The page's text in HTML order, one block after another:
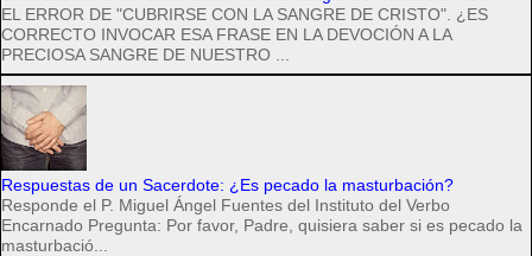
EL ERROR DE "CUBRIRSE CON LA SANGRE DE CRISTO". ¿ES
CORRECTO INVOCAR ESA FRASE EN LA DEVOCIÓN A LA
PRECIOSA SANGRE DE NUESTRO ...
Respuestas de un Sacerdote: ¿Es pecado la masturbación?
Responde el P. Miguel Ángel Fuentes del Instituto del Verbo
Encarnado Pregunta: Por favor, Padre, quisiera saber si es pecado la
masturbació...